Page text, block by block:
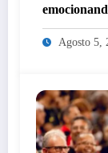
mulheres
Agosto 5,